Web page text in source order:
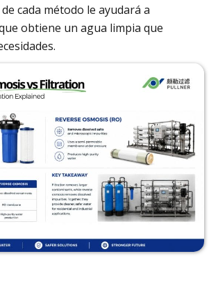
cada método le ayudará a
obtiene un agua limpia que